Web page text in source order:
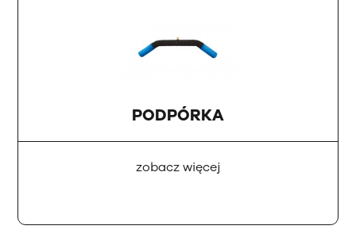
PODPÓRKA
zobacz więcej